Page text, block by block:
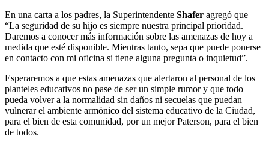
En una carta a los padres, la Superintendente Shafer agregó que
“La seguridad de su hijo es siempre nuestra principal prioridad.
Daremos a conocer más información sobre las amenazas de hoy a
medida que esté disponible. Mientras tanto, sepa que puede ponerse
en contacto con mi oficina si tiene alguna pregunta o inquietud”.
Esperaremos a que estas amenazas que alertaron al personal de los
planteles educativos no pase de ser un simple rumor y que todo
pueda volver a la normalidad sin daños ni secuelas que puedan
vulnerar el ambiente armónico del sistema educativo de la Ciudad,
para el bien de esta comunidad, por un mejor Paterson, para el bien
de todos.